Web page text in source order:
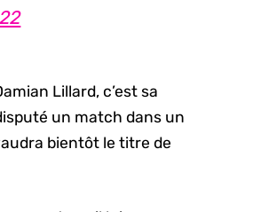
Lillard, c’est sa
un match dans un
bientôt le titre de